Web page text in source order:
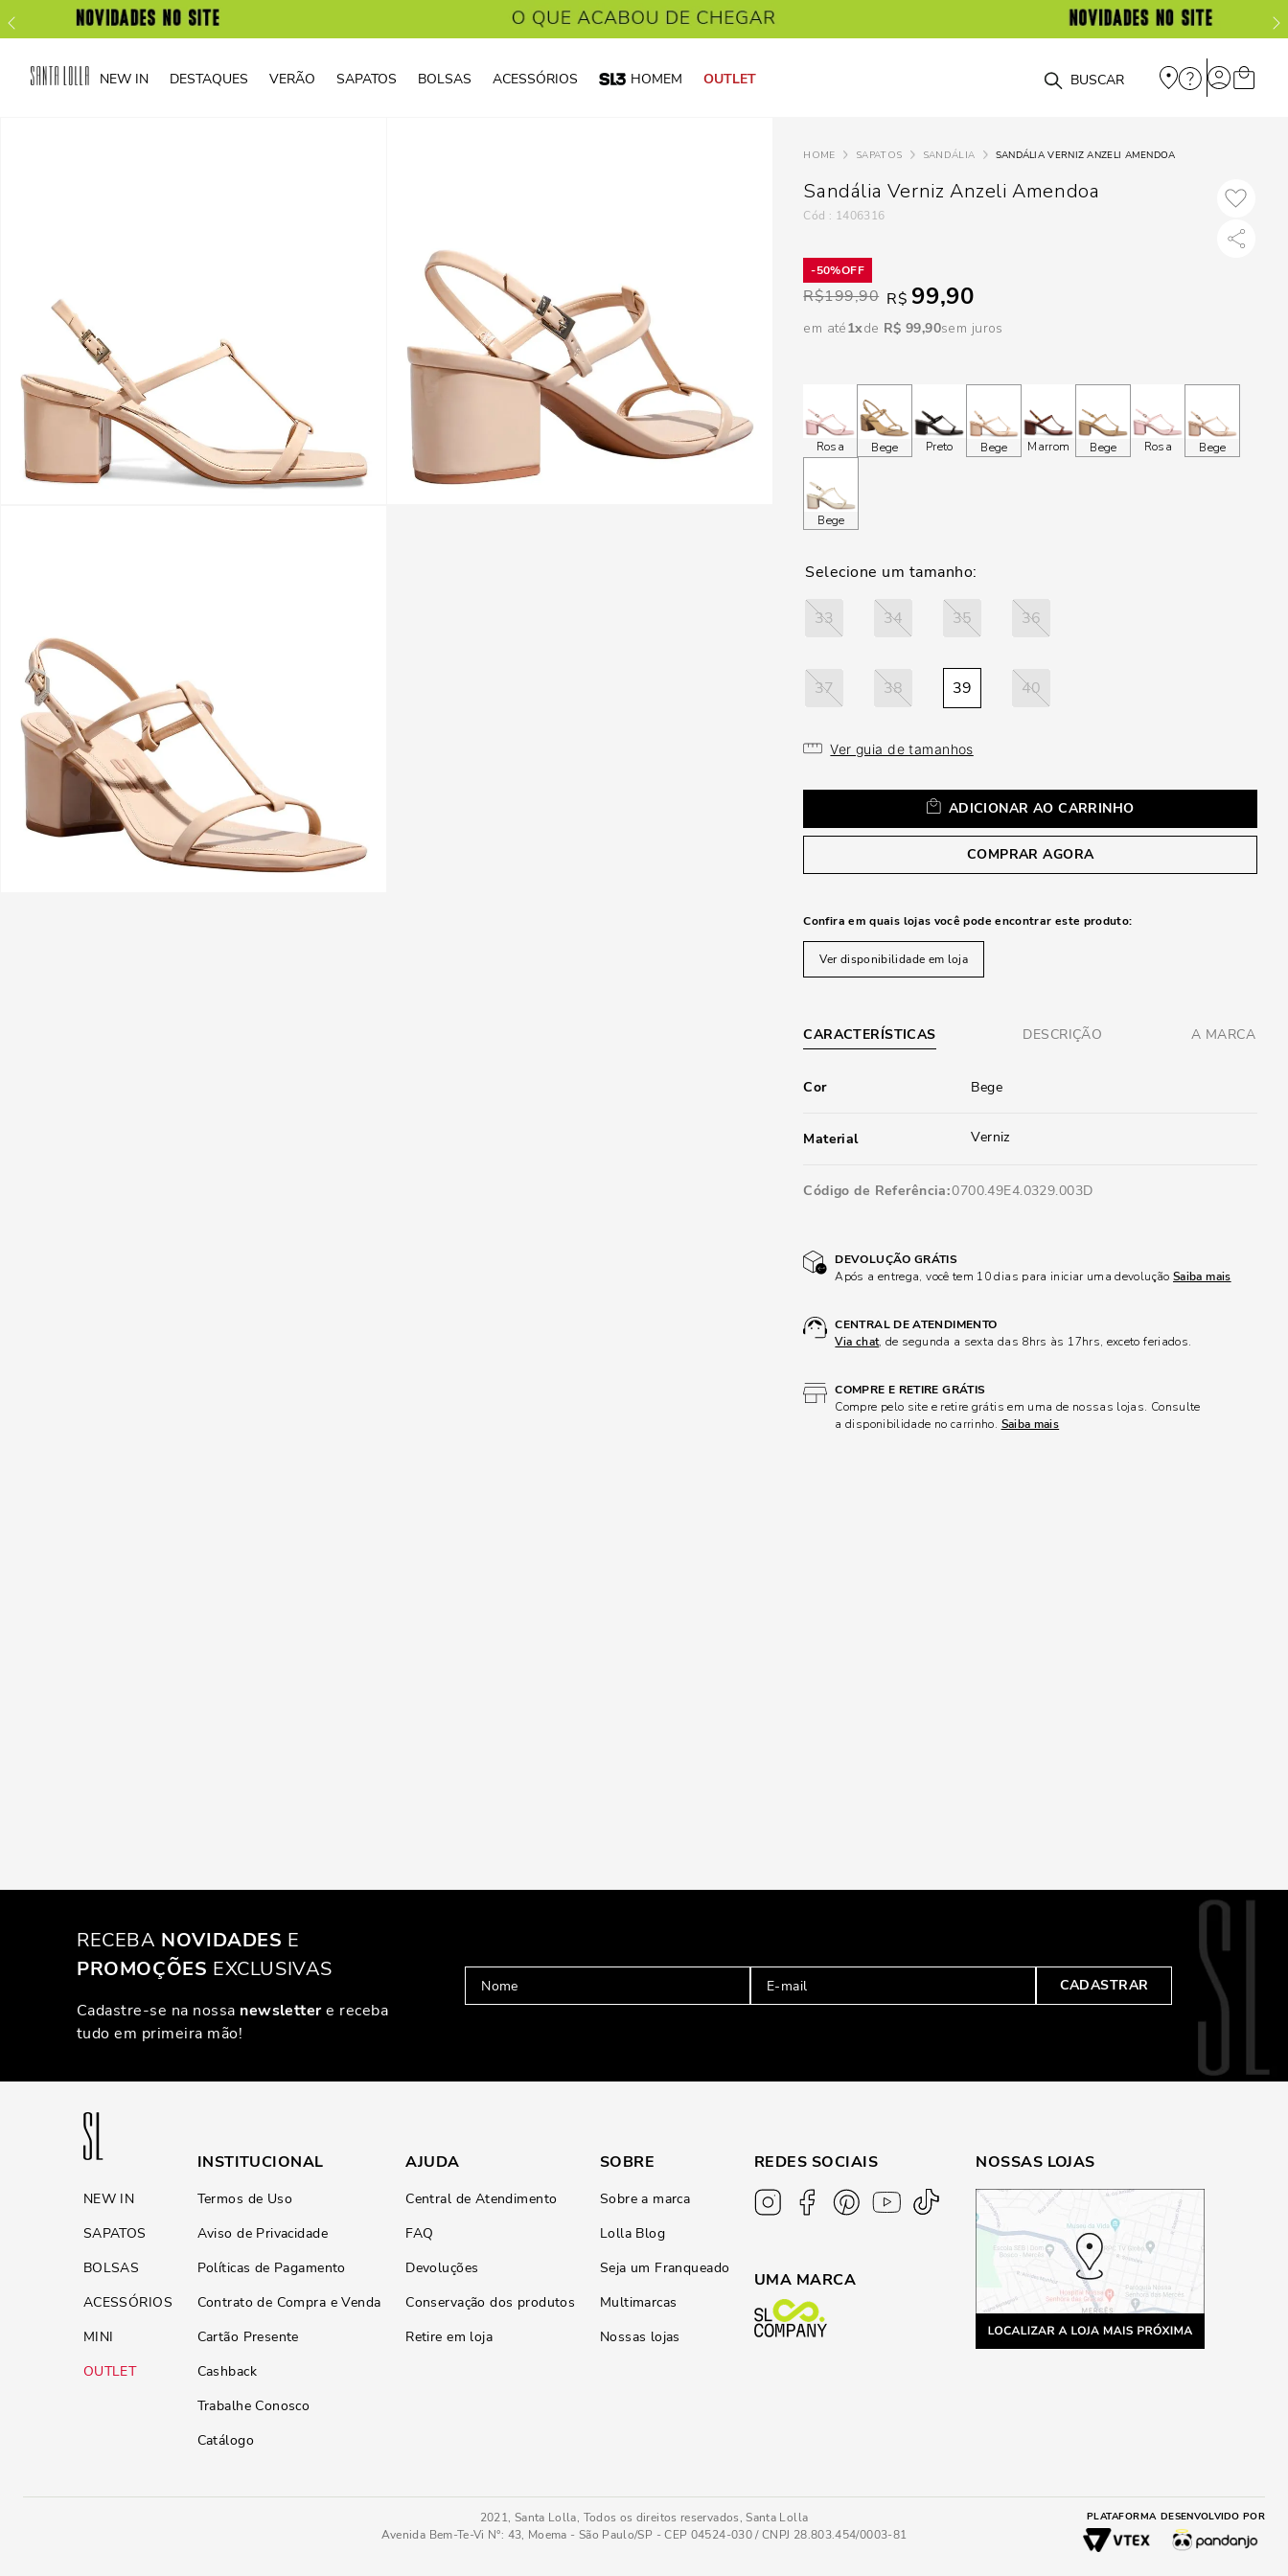
NEW IN DESTAQUES VERÃO SAPATOS BOLSAS ACESSÓRIOS HOMEM OUTLET O que você está procurando?
SAPATOS SANDÁLIA SANDÁLIA VERNIZ ANZELI AMENDOA
Sandália Verniz Anzeli Amendoa
: 1406316
50%
R$199,90 R$ 99,90
em até1 R$ 99,90sem juros
Rosa Bege Preto Bege Marrom Bege Rosa Bege
Bege
33 34 35 36
37 38 39 40
Ver guia de tamanhos
ADICIONAR AO CARRINHO
COMPRAR AGORA
Confira em quais lojas você pode encontrar este produto:
Ver disponibilidade em loja
CARACTERÍSTICAS DESCRIÇÃO A MARCA
Cor Bege
Material Verniz
Código de Referência 0700.49E4.0329.003D
DEVOLUÇÃO GRÁTIS
Após a entrega, você tem 10 dias para iniciar uma devolução Saiba mais
CENTRAL DE ATENDIMENTO
Via chat, de segunda a sexta das 8hrs às 17hrs, exceto feriados.
COMPRE E RETIRE GRÁTIS
Compre pelo site e retire grátis em uma de nossas lojas. Consulte
a disponibilidade no carrinho. Saiba mais
RECEBA NOVIDADES E
PROMOÇÕES EXCLUSIVAS
Cadastre-se na nossa newslettere receba
tudo em primeira mão!
CADASTRAR
NEW IN
SAPATOS
BOLSAS
ACESSÓRIOS
MINI
OUTLET
INSTITUCIONAL
Termos de Uso
Aviso de Privacidade
Políticas de Pagamento
Contrato de Compra e Venda
Cartão Presente
Cashback
Trabalhe Conosco
Catálogo
AJUDA
Central de Atendimento
FAQ
Devoluções
Conservação dos produtos
Retire em loja
SOBRE
Sobre a marca
Lolla Blog
Seja um Franqueado
Multimarcas
Nossas lojas
REDES SOCIAIS
UMA MARCA
NOSSAS LOJAS
2021, Santa Lolla, Todos os direitos reservados, Santa Lolla
Avenida Bem-Te-Vi N°: 43, Moema - São Paulo/SP - CEP 04524-030 / CNPJ 28.803.454/0003-81
PLATAFORMA DESENVOLVIDO POR